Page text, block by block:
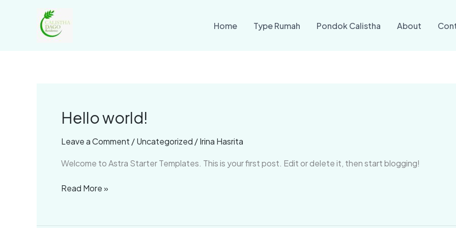
Home Type Rumah Pondok Calistha About
Hello world!
Leave a Comment /Uncategorized /Irina Hasrita
Welcome to Astra Starter Templates. This is your first post. Edit or delete it, then start blogging!
Hello
world!
Read More »